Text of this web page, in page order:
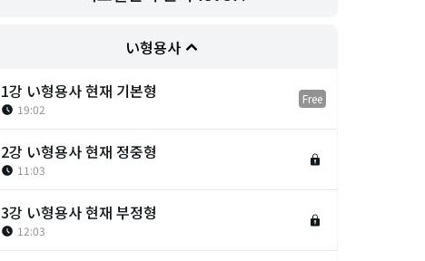
い형용사
1강 い형용사 현재 기본형
19:02
Free
2강 い형용사 현재 정중형
11:03
3강 い형용사 현재 부정형
12:03